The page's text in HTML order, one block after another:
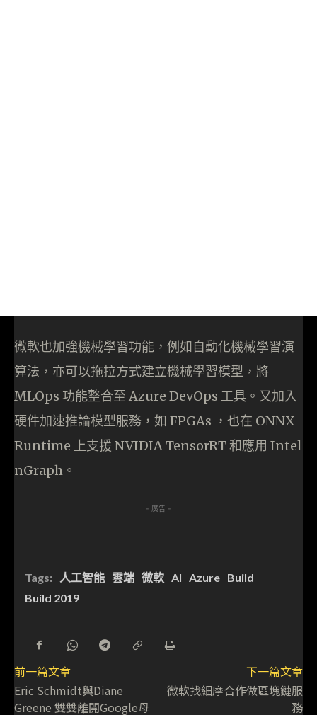
微軟也加強機械學習功能，例如自動化機械學習演
算法，亦可以拖拉方式建立機械學習模型，將
MLOps 功能整合至 Azure DevOps 工具。又加入
硬件加速推論模型服務，如 FPGAs ，也在 ONNX
Runtime 上支援 NVIDIA TensorRT 和應用 Intel
nGraph。
- 廣告 -
Tags: 人工智能 雲端 微軟 AI Azure Build
Build 2019
前一篇文章
Eric Schmidt與Diane
Greene 雙雙離開Google母
下一篇文章
微軟找細摩合作做區塊鏈服
務